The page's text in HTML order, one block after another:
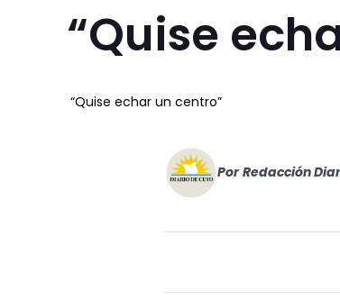
“Quise
“Quise echar un centro”
Por Redacción